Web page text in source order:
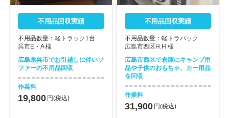
不用品回収実績
不用品数量：軽トラック1台
呉市E・A 様
広島県呉市でお引越しに伴いソ
ファーの不用品回収
作業料
19,800 円(税込)
不用品回収実績
不用品数量：軽トラパック
広島市西区H.H 様
広島市西区で倉庫にキャンプ用
品や子供のおもちゃ、カー用品
を回収
作業料
31,900 円(税込)